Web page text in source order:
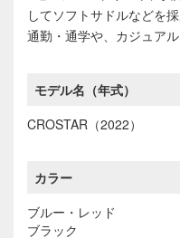
してソフトサドルなどを
通勤・通学や、カジュア
モデル名（年式）
CROSTAR（2022）
カラー
ブルー・レッド
ブラック